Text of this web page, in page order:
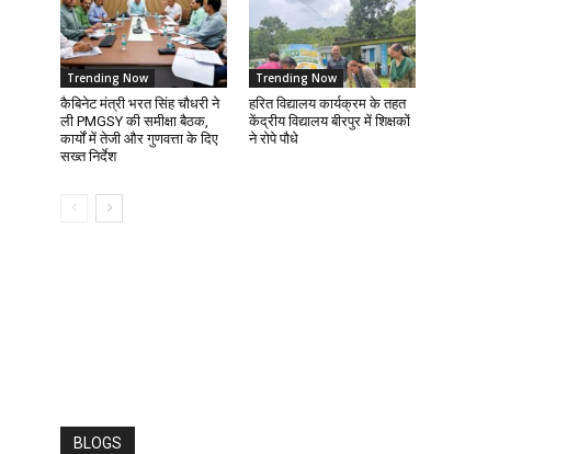
Trending Now
कैबिनेट मंत्री भरत सिंह चौधरी ने
ली PMGSY की समीक्षा बैठक,
कार्यों में तेजी और गुणवत्ता के दिए
सख्त निर्देश
Trending Now
हरित विद्यालय कार्यक्रम के तहत
केंद्रीय विद्यालय बीरपुर में शिक्षकों
ने रोपे पौधे
BLOGS